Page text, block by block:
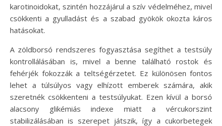
karotinoidokat, szintén hozzájárul a szív védelméhez, mivel
csökkenti a gyulladást és a szabad gyökök okozta káros
hatásokat.
A zöldborsó rendszeres fogyasztása segíthet a testsúly
kontrollálásában is, mivel a benne található rostok és
fehérjék fokozzák a teltségérzetet. Ez különösen fontos
lehet a túlsúlyos vagy elhízott emberek számára, akik
szeretnék csökkenteni a testsúlyukat. Ezen kívül a borsó
alacsony glikémiás indexe miatt a vércukorszint
stabilizálásában is szerepet játszik, így a cukorbetegek